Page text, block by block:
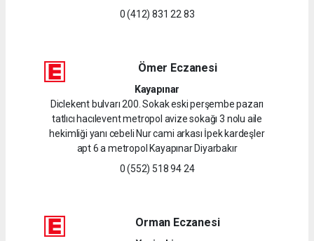
0 (412) 831 22 83
Ömer Eczanesi
Kayapınar
Diclekent bulvarı 200. Sokak eski perşembe pazarı
tatlıcı hacılevent metropol avize sokağı 3 nolu aile
hekimliği yanı cebeli Nur cami arkası İpek kardeşler
apt 6 a metropol Kayapınar Diyarbakır
0 (552) 518 94 24
Orman Eczanesi